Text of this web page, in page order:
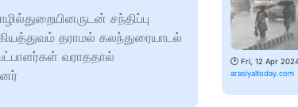
சந்திப்பு
தராமல் கலந்துரையாடல்
வராததால்
🕑 Fri, 12 Apr
arasiyaltoday.com